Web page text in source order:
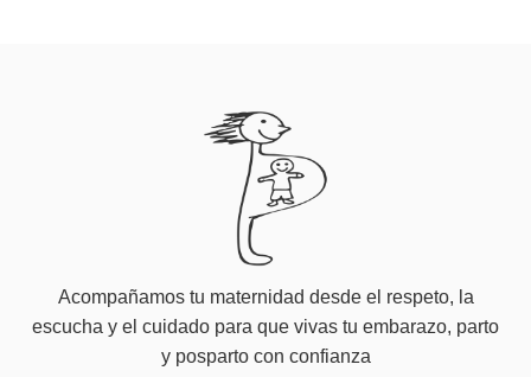
Acompañamos tu maternidad desde el respeto, la
escucha y el cuidado para que vivas tu embarazo, parto
y posparto con confianza